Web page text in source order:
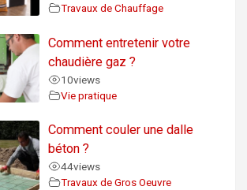
Travaux de Chauffage
Comment entretenir votre
chaudière gaz ?
10views
Vie pratique
Comment couler une dalle
béton ?
44views
Travaux de Gros Oeuvre